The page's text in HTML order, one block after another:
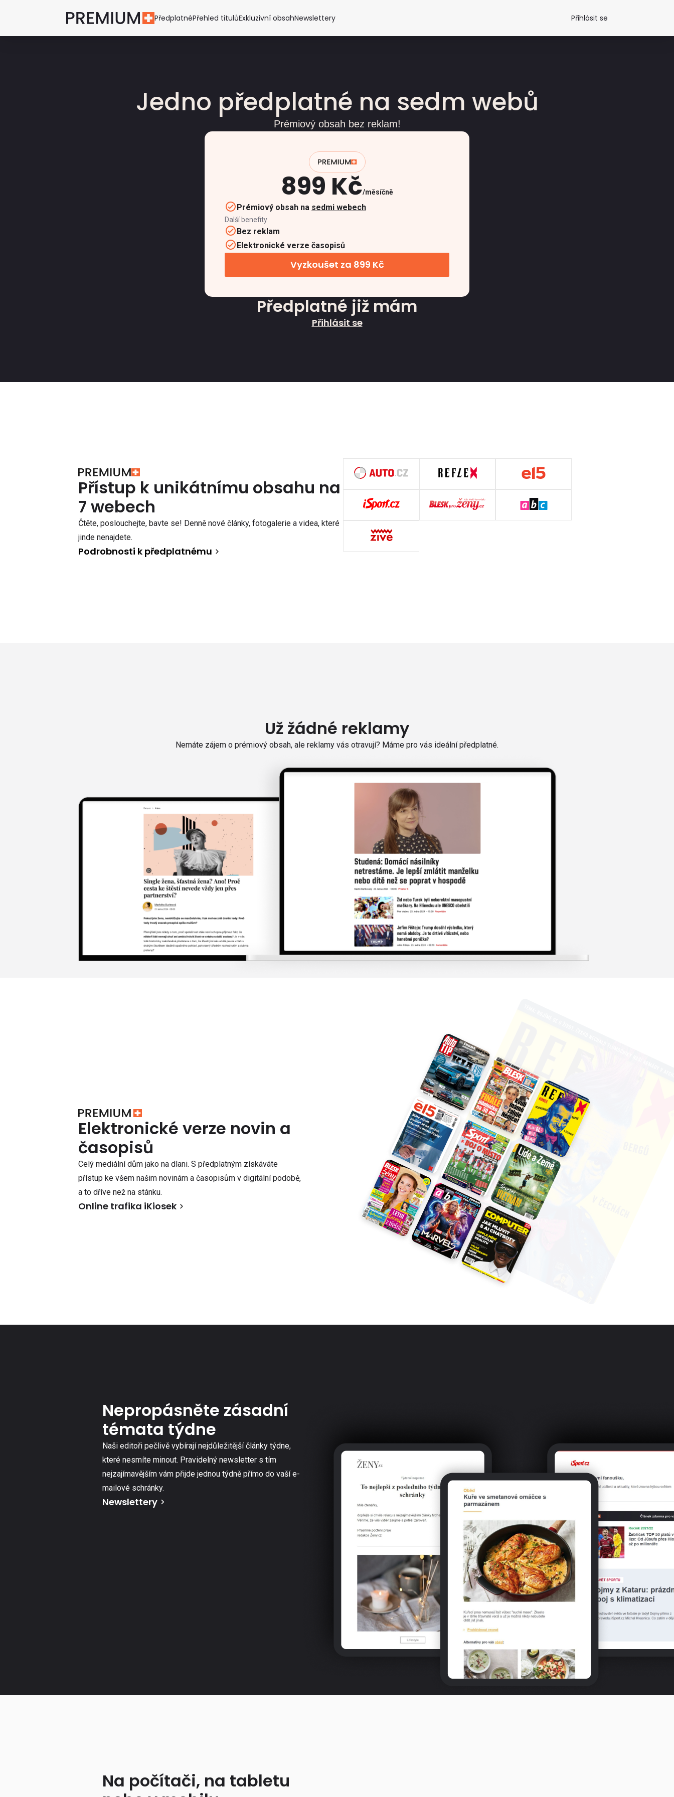
PředplatnéPřehled titulůExkluzivní obsahNewslettery Přihlásit se
Jedno předplatné na sedm webů
Prémiový obsah bez reklam!
899 Kč měsíčně
Prémiový obsah na sedmi webech
Další benefity
Bez reklam
Elektronické verze časopisů
Vyzkoušet za 899 Kč
Předplatné již mám
Přihlásit se
Přístup k unikátnímu obsahu na
7 webech
Čtěte, poslouchejte, bavte se! Denně nové články, fotogalerie a videa, které
jinde nenajdete.
Podrobnosti k předplatnému
Už žádné reklamy
Nemáte zájem o prémiový obsah, ale reklamy vás otravují? Máme pro vás ideální předplatné.
Elektronické verze novin a
časopisů
Celý mediální dům jako na dlani. S předplatným získáváte
přístup ke všem našim novinám a časopisům v digitální podobě,
a to dříve než na stánku.
Online trafika iKiosek
Nepropásněte zásadní
témata týdne
Naši editoři pečlivě vybírají nejdůležitější články týdne,
které nesmíte minout. Pravidelný newsletter s tím
nejzajímavějším vám přijde jednou týdně přímo do vaší e-
mailové schránky.
Newslettery
Na počítači, na tabletu